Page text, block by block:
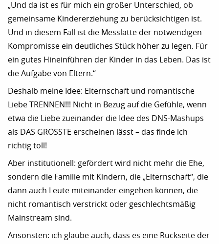
„Und da ist es für mich ein großer Unterschied, ob
gemeinsame Kindererziehung zu berücksichtigen ist.
Und in diesem Fall ist die Messlatte der notwendigen
Kompromisse ein deutliches Stück höher zu legen. Für
ein gutes Hineinführen der Kinder in das Leben. Das ist
die Aufgabe von Eltern.“
Deshalb meine Idee: Elternschaft und romantische
Liebe TRENNEN!!! Nicht in Bezug auf die Gefühle, wenn
etwa die Liebe zueinander die Idee des DNS-Mashups
als DAS GRÖSSTE erscheinen lässt – das finde ich
richtig toll!
Aber institutionell: gefördert wird nicht mehr die Ehe,
sondern die Familie mit Kindern, die „Elternschaft“, die
dann auch Leute miteinander eingehen können, die
nicht romantisch verstrickt oder geschlechtsmäßig
Mainstream sind.
Ansonsten: ich glaube auch, dass es eine Rückseite der